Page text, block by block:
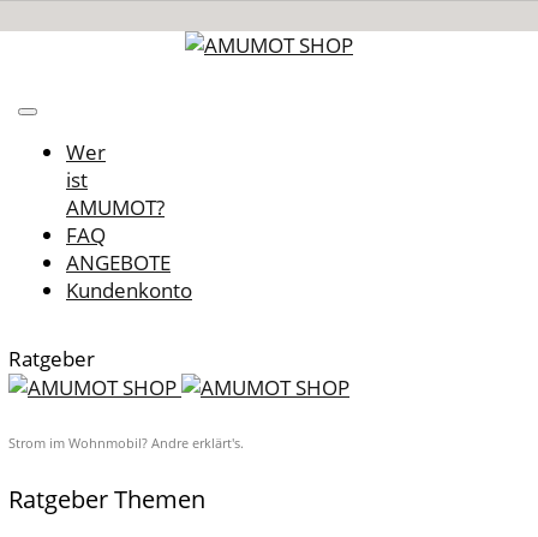
Wer
ist
AMUMOT?
FAQ
ANGEBOTE
Kundenkonto
Ratgeber
Strom im Wohnmobil? Andre erklärt's.
Ratgeber Themen